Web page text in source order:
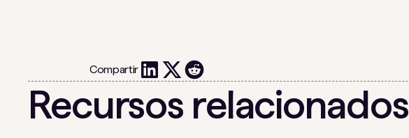
Compartir
Recursos relacionados